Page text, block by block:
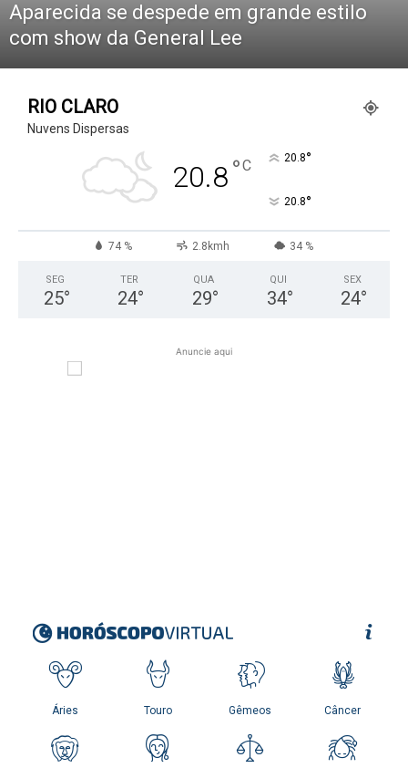
Aparecida se despede em grande estilo
com show da General Lee
RIO CLARO
Nuvens Dispersas
20.8°C 20.8°
20.8°
74 % 2.8kmh 34 %
SEG
25°
TER
24°
QUA
29°
QUI
34°
SEX
24°
Anuncie aqui